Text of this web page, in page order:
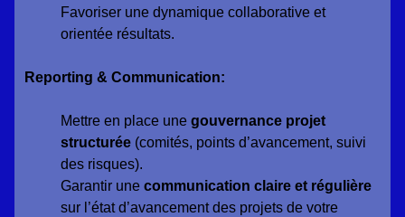
Favoriser une dynamique collaborative et
orientée résultats.
Reporting & Communication:
Mettre en place unegouvernance projet
structurée (comités, points d’avancement, suivi
des risques).
Garantir unecommunication claire et régulière
sur l’état d’avancement des projets de votre